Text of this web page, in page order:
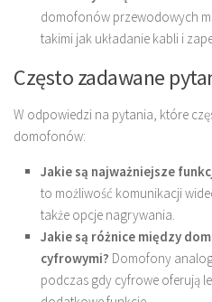
domofonów przewodowych
takimi jak układanie kabli i
Często zadawane
W odpowiedzi na pytania, które
domofonów:
Jakie są najważniejsze
to możliwość komunikacji
także opcje nagrywania.
Jakie są różnice między
cyfrowymi? Domofony
podczas gdy cyfrowe oferują